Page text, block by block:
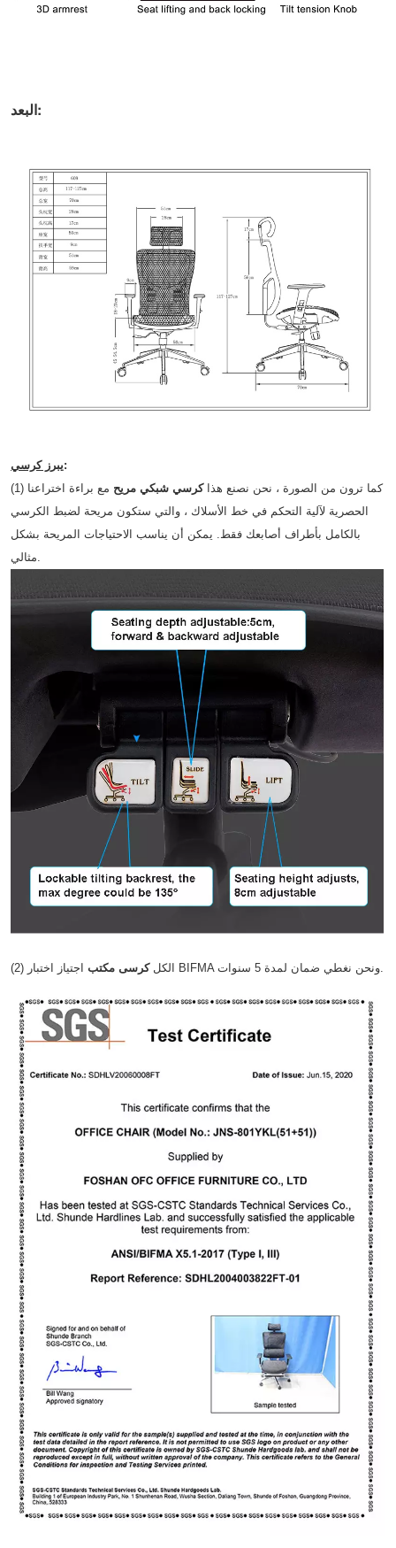
البعد:
يبرز كرسي:
(1) كما ترون من الصورة ، نحن نصنع هذاكرسي شبكي مريح مع براءة اختراعنا
الحصرية لآلية التحكم في خط الأسلاك ، والتي ستكون مريحة لضبط الكرسي
بالكامل بأطراف أصابعك فقط. يمكن أن يناسب الاحتياجات المريحة بشكل
(2) الكلكرسى مكتب اجتياز اختبار BIFMA ونحن نغطي ضمان لمدة 5 سنوات.